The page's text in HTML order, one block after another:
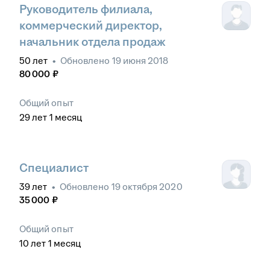
Руководитель филиала,
коммерческий директор,
начальник отдела продаж
50 лет • Обновлено 19 июня 2018
80 000 ₽
Общий опыт
29лет 1 месяц
Специалист
39лет • Обновлено 19 октября 2020
35 000 ₽
Общий опыт
10 лет 1 месяц